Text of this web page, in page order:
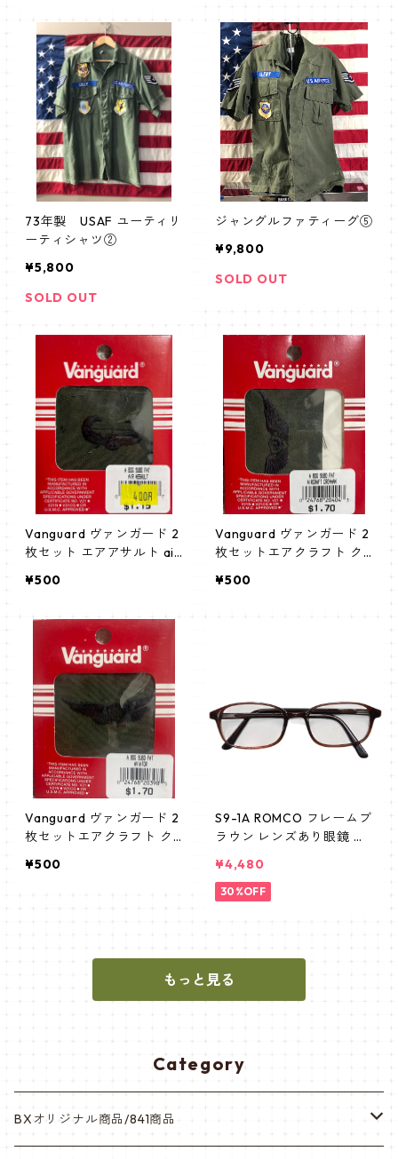
73年製 USAF ユーティリ
ーティシャツ②
¥5,800
SOLD OUT
ジャングルファティーグ⑤
¥9,800
SOLD OUT
Vanguard ヴァンガード 2
枚セット エアアサルト air
¥500
Vanguard ヴァンガード 2
枚セットエアクラフト ク
n サブデュード
¥500
Vanguard ヴァンガード 2
枚セットエアクラフト ク
n サブデュード
¥500
S9-1A ROMCO フレームブ
ラウン レンズあり眼鏡 め
米軍放出品
¥4,480
30%OFF
もっと見る
Category
BXオリジナル商品/841商品